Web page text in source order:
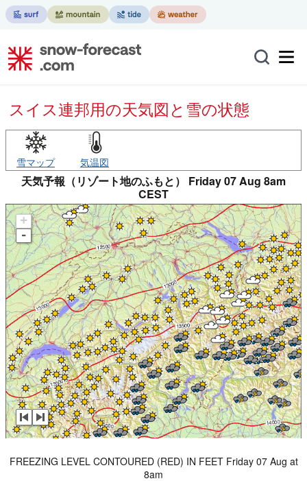
スイス連邦用の天気図と雪の状態
雪マップ 気温図
天気予報（リゾート地のふもと） Friday 07 Aug 8am
CEST
+
-
FREEZING LEVEL CONTOURED (RED) IN FEET Friday 07 Aug at
8am